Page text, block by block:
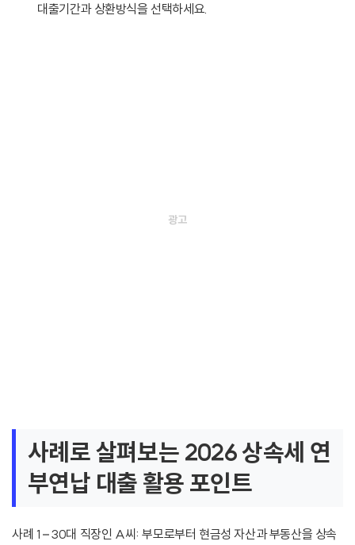
대출기간과 상환방식을 선택하세요.
사례로 살펴보는 2026 상속세 연
부연납 대출 활용 포인트
사례 1 – 30대 직장인 A씨: 부모로부터 현금성 자산과 부동산을 상속